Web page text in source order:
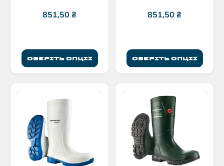
851,50 ₴
ОБЕРІТЬ ОПЦІЇ
851,50 ₴
ОБЕРІТЬ ОПЦІЇ